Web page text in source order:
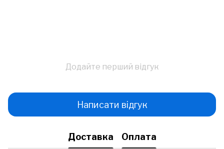
Додайте перший відгук
Написати відгук
Доставка Оплата